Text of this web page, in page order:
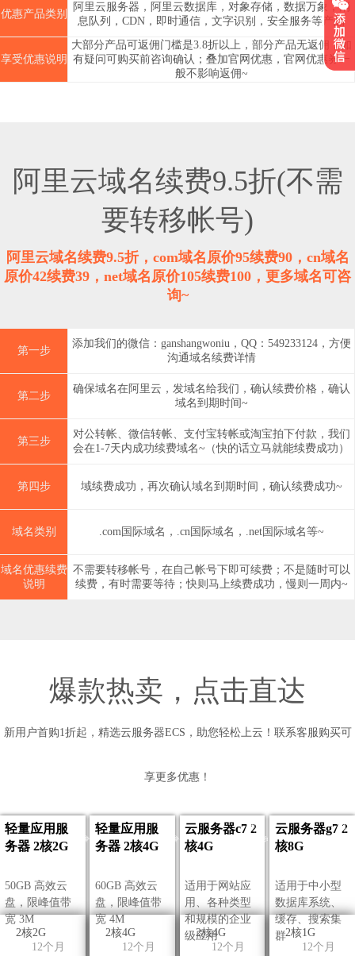
优惠产品类别
阿里云服务器，阿里云数据库，对象存储，数据万象，消
息队列，CDN，即时通信，文字识别，安全服务等产品
享受优惠说明
大部分产品可返佣门槛是3.8折以上，部分产品无返佣，如
有疑问可购买前咨询确认；叠加官网优惠，官网优惠券一
般不影响返佣~
阿里云域名续费9.5折(不需
要转移帐号)
阿里云域名续费9.5折，com域名原价95续费90，cn域名
原价42续费39，net域名原价105续费100，更多域名可咨
询~
第一步
添加我们的微信：ganshangwoniu，QQ：549233124，方便
沟通域名续费详情
第二步
确保域名在阿里云，发域名给我们，确认续费价格，确认
域名到期时间~
第三步
对公转帐、微信转帐、支付宝转帐或淘宝拍下付款，我们
会在1-7天内成功续费域名~（快的话立马就能续费成功）
第四步 域续费成功，再次确认域名到期时间，确认续费成功~
域名类别 .com国际域名，.cn国际域名，.net国际域名等~
域名优惠续费
说明
不需要转移帐号，在自己帐号下即可续费；不是随时可以
续费，有时需要等待；快则马上续费成功，慢则一周内~
爆款热卖，点击直达
新用户首购1折起，精选云服务器ECS，助您轻松上云！联系客服购买可
享更多优惠！
轻量应用服
务器 2核2G
50GB 高效云
盘，限峰值带
宽 3M
新用户专享
2核2G
12个月
轻量应用服
务器 2核4G
60GB 高效云
盘，限峰值带
宽 4M
新用户专享
2核4G
12个月
云服务器c7 2
核4G
适用于网站应
用、各种类型
和规模的企业
级应用
代理专享价
2核4G
12个月
云服务器g7 2
核8G
适用于中小型
数据库系统、
缓存、搜索集
群
代理专
2核1G
12个月